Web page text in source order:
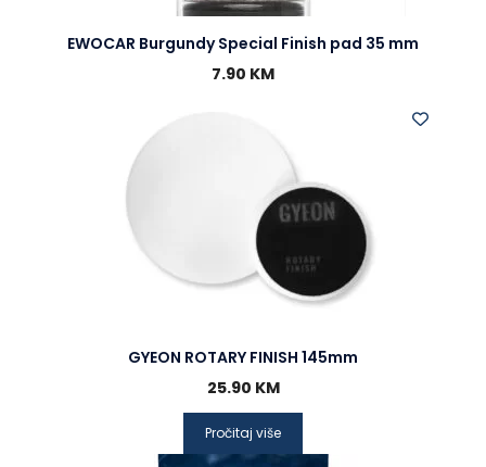
EWOCAR Burgundy Special Finish pad 35 mm
7.90 KM
GYEON ROTARY FINISH 145mm
25.90 KM
Pročitaj više